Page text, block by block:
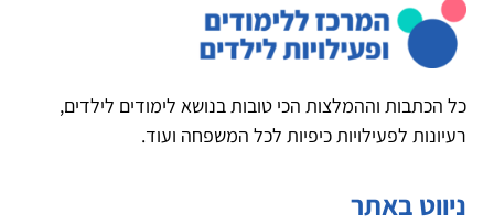
כל הכתבות וההמלצות הכי טובות בנושא לימודים לילדים,
רעיונות לפעילויות כיפיות לכל המשפחה ועוד.
ניווט באתר